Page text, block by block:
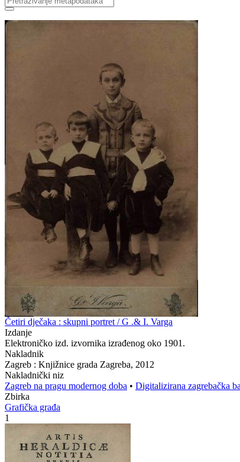
Četiri dječaka : skupni portret / G .& I. Varga
Izdanje
Elektroničko izd. izvornika izrađenog oko 1901.
Nakladnik
Zagreb : Knjižnice grada Zagreba, 2012
Nakladnički niz
Zagreb na pragu modernog doba • Digitalizirana zagrebačka
Zbirka
Grafička građa
1